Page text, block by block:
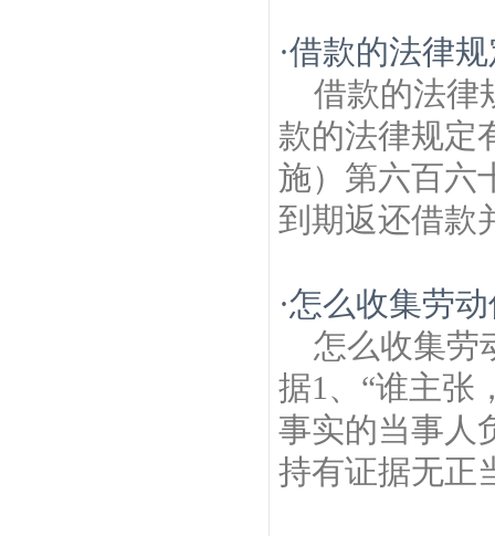
·借款的法律
借款的法律
款的法律规定
施）第六百六
到期返还借款
·怎么收集劳
怎么收集劳
据1、“谁主张
事实的当事人
持有证据无正